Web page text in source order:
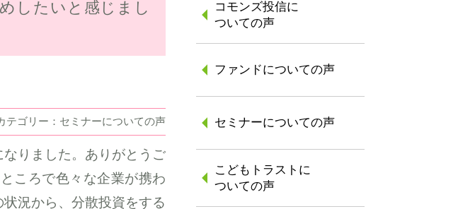
したいと感じまし
テゴリー：セミナーについての声
りました。ありがとうご
ころで色々な企業が携わ
況から、分散投資をする
コモンズ投信に
ついての声
ファンドについての声
セミナーについての声
こどもトラストに
ついての声